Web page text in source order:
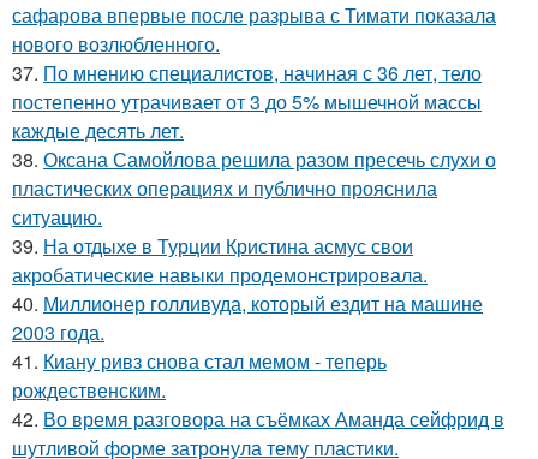
сафарова впервые после разрыва с Тимати показала
нового возлюбленного.
37. По мнению специалистов, начиная с 36 лет, тело
постепенно утрачивает от 3 до 5% мышечной массы
каждые десять лет.
38. Оксана Самойлова решила разом пресечь слухи о
пластических операциях и публично прояснила
ситуацию.
39. На отдыхе в Турции Кристина асмус свои
акробатические навыки продемонстрировала.
40. Миллионер голливуда, который ездит на машине
2003 года.
41. Киану ривз снова стал мемом - теперь
рождественским.
42. Во время разговора на съёмках Аманда сейфрид в
шутливой форме затронула тему пластики.